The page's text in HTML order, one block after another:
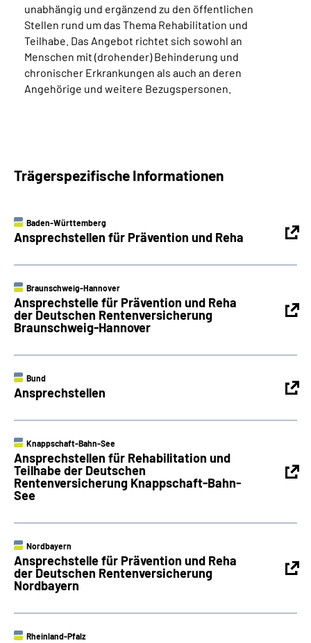
unabhängig und ergänzend zu den öffentlichen
Stellen rund um das Thema Rehabilitation und
Teilhabe. Das Angebot richtet sich sowohl an
Menschen mit (drohender) Behinderung und
chronischer Erkrankungen als auch an deren
Angehörige und weitere Bezugspersonen.
Trägerspezifische Informationen
Baden-Württemberg
Ansprechstellen für Prävention und Reha
Braunschweig-Hannover
Ansprechstelle für Prävention und Reha
der Deutschen Rentenversicherung
Braunschweig-Hannover
Bund
Ansprechstellen
Knappschaft-Bahn-See
Ansprechstellen für Rehabilitation und
Teilhabe der Deutschen
Rentenversicherung Knappschaft-Bahn-
See
Nordbayern
Ansprechstelle für Prävention und Reha
der Deutschen Rentenversicherung
Nordbayern
Rheinland-Pfalz